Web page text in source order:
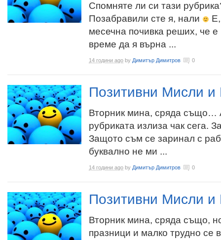
Спомняте ли си тази
Позабравили сте я, нали
месечна почивка реших, че е
време да я върна ...
14 години ago by Димитър Димитров 0
Позитивни Мисли и
Вторник мина, сряда също…
рубриката излиза чак сега.
Защото съм се заринал с
буквално не ми ...
14 години ago by Димитър Димитров 0
Позитивни Мисли и
Вторник мина, сряда също,
празници и малко трудно се